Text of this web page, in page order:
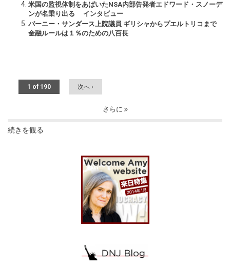
米国の監視体制をあばいたNSA内部告発者エドワード・スノーデ
ンが名乗り出る インタビュー
バーニー・サンダース上院議員 ギリシャからプエルトリコまで
金融ルールは１％のための八百長
1 of 190 次へ ›
さらに
続きを観る